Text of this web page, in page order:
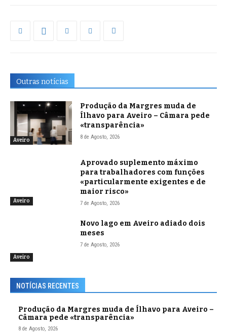
Outras notícias
Aveiro
Produção da Margres muda de
Ílhavo para Aveiro – Câmara pede
«transparência»
8 de Agosto, 2026
Aveiro
Aprovado suplemento máximo
para trabalhadores com funções
«particularmente exigentes e de
maior risco»
7 de Agosto, 2026
Aveiro
Novo lago em Aveiro adiado dois
meses
7 de Agosto, 2026
NOTÍCIAS RECENTES
Produção da Margres muda de Ílhavo para Aveiro –
Câmara pede «transparência»
8 de Agosto, 2026